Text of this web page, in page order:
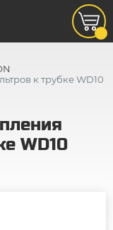
к трубке WD10
WD10